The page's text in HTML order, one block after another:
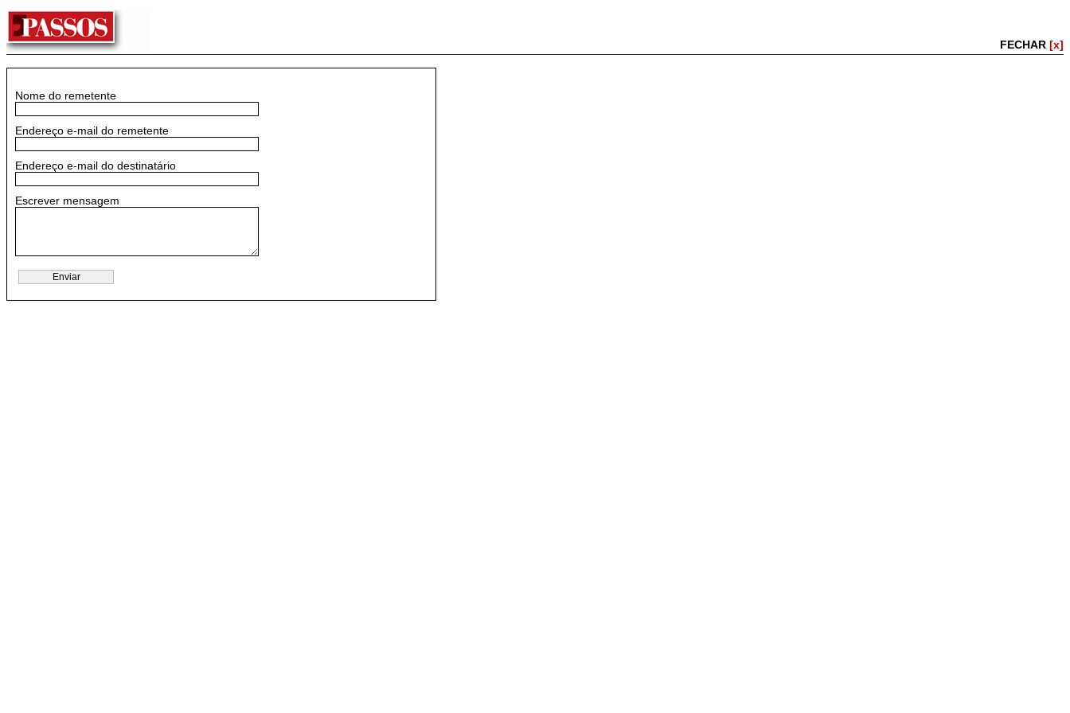
FECHAR [x]
Nome do remetente
Endereço e-mail do remetente
Endereço e-mail do destinatário
Escrever mensagem